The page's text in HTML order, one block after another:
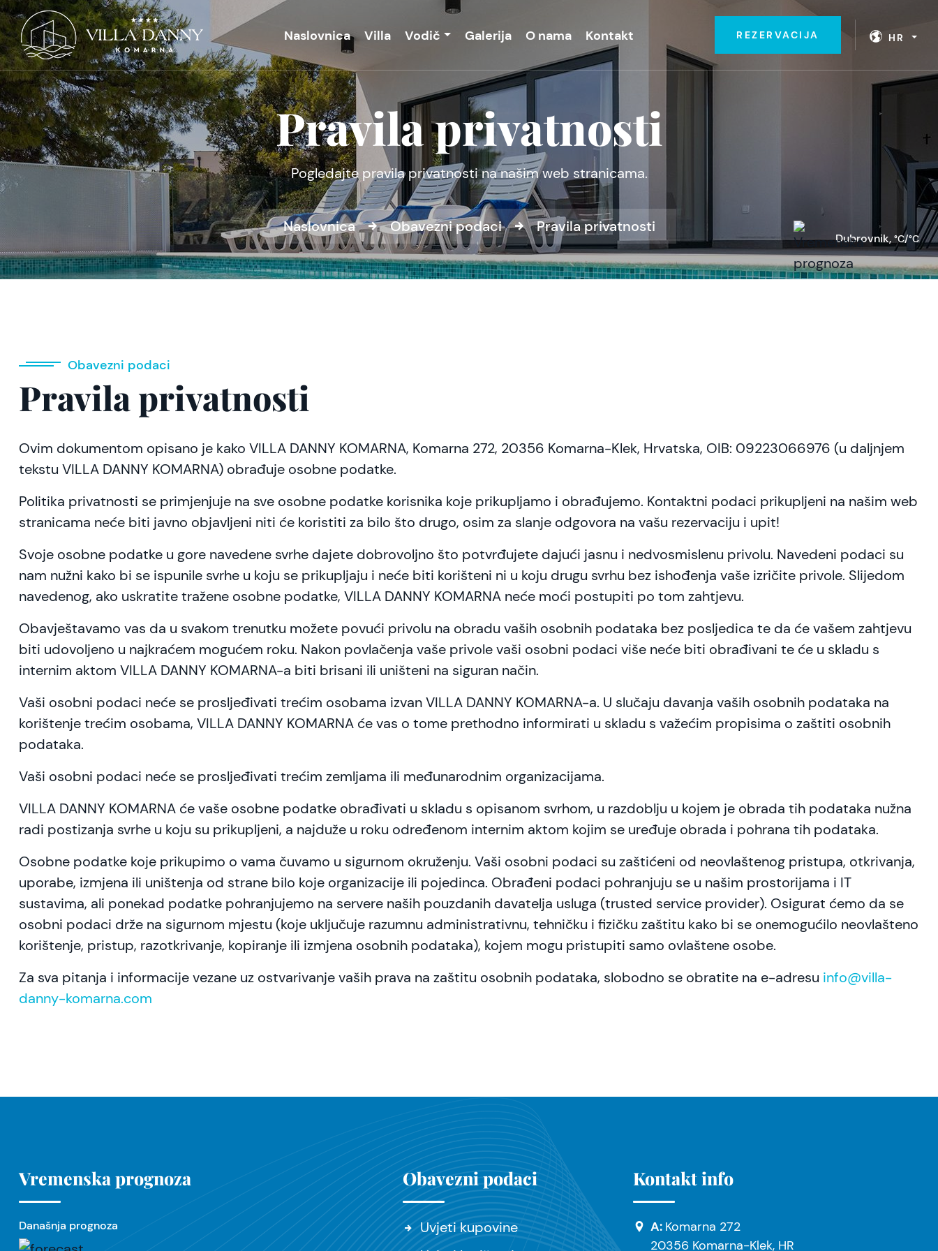
Naslovnica Villa Vodič Galerija O nama Kontakt REZERVACIJA HR
Pravila privatnosti
Pogledajte pravila privatnosti na našim web stranicama.
Naslovnica Obavezni podaci Pravila privatnosti
Dubrovnik, °C/°C
Obavezni podaci
Pravila privatnosti
Ovim dokumentom opisano je kako VILLA DANNY KOMARNA, Komarna 272, 20356 Komarna-Klek, Hrvatska, OIB: 09223066976 (u daljnjem
tekstu VILLA DANNY KOMARNA) obrađuje osobne podatke.
Politika privatnosti se primjenjuje na sve osobne podatke korisnika koje prikupljamo i obrađujemo. Kontaktni podaci prikupljeni na našim web
stranicama neće biti javno objavljeni niti će koristiti za bilo što drugo, osim za slanje odgovora na vašu rezervaciju i upit!
Svoje osobne podatke u gore navedene svrhe dajete dobrovoljno što potvrđujete dajući jasnu i nedvosmislenu privolu. Navedeni podaci su
nam nužni kako bi se ispunile svrhe u koju se prikupljaju i neće biti korišteni ni u koju drugu svrhu bez ishođenja vaše izričite privole. Slijedom
navedenog, ako uskratite tražene osobne podatke, VILLA DANNY KOMARNA neće moći postupiti po tom zahtjevu.
Obavještavamo vas da u svakom trenutku možete povući privolu na obradu vaših osobnih podataka bez posljedica te da će vašem zahtjevu
biti udovoljeno u najkraćem mogućem roku. Nakon povlačenja vaše privole vaši osobni podaci više neće biti obrađivani te će u skladu s
internim aktom VILLA DANNY KOMARNA-a biti brisani ili uništeni na siguran način.
Vaši osobni podaci neće se prosljeđivati trećim osobama izvan VILLA DANNY KOMARNA-a. U slučaju davanja vaših osobnih podataka na
korištenje trećim osobama, VILLA DANNY KOMARNA će vas o tome prethodno informirati u skladu s važećim propisima o zaštiti osobnih
podataka.
Vaši osobni podaci neće se prosljeđivati trećim zemljama ili međunarodnim organizacijama.
VILLA DANNY KOMARNA će vaše osobne podatke obrađivati u skladu s opisanom svrhom, u razdoblju u kojem je obrada tih podataka nužna
radi postizanja svrhe u koju su prikupljeni, a najduže u roku određenom internim aktom kojim se uređuje obrada i pohrana tih podataka.
Osobne podatke koje prikupimo o vama čuvamo u sigurnom okruženju. Vaši osobni podaci su zaštićeni od neovlaštenog pristupa, otkrivanja,
uporabe, izmjena ili uništenja od strane bilo koje organizacije ili pojedinca. Obrađeni podaci pohranjuju se u našim prostorijama i IT
sustavima, ali ponekad podatke pohranjujemo na servere naših pouzdanih davatelja usluga (trusted service provider). Osigurat ćemo da se
osobni podaci drže na sigurnom mjestu (koje uključuje razumnu administrativnu, tehničku i fizičku zaštitu kako bi se onemogućilo neovlašteno
korištenje, pristup, razotkrivanje, kopiranje ili izmjena osobnih podataka), kojem mogu pristupiti samo ovlaštene osobe.
Za sva pitanja i informacije vezane uz ostvarivanje vaših prava na zaštitu osobnih podataka, slobodno se obratite na e-adresu info@villa-
danny-komarna.com
Vremenska prognoza
Današnja prognoza
Obavezni podaci
Uvjeti kupovine
Kontakt info
A: Komarna 272
20356 Komarna-Klek, HR